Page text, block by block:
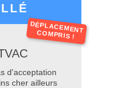
DÉPLACEMENT
COMPRIS !
d'acceptation
cher ailleurs